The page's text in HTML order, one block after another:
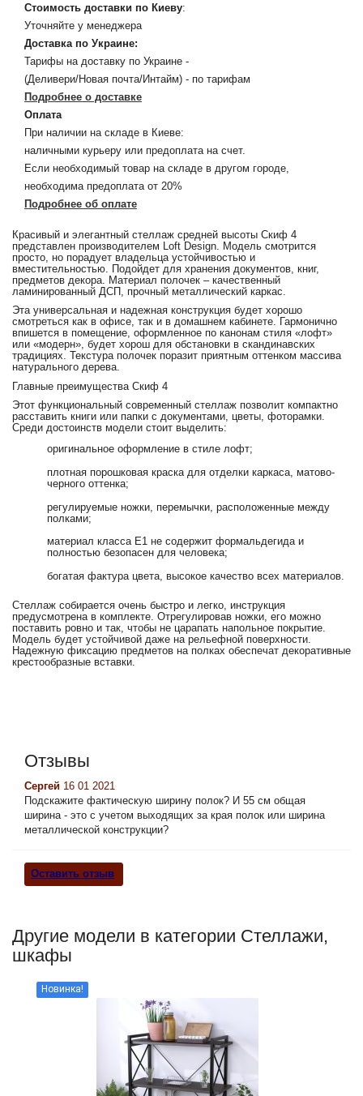
Стоимость доставки по Киеву:
Уточняйте у менеджера
Доставка по Украине:
Тарифы на доставку по Украине -
(Деливери/Новая почта/Интайм) - по тарифам
Подробнее о доставке
Оплата
При наличии на складе в Киеве:
наличными курьеру или предоплата на счет.
Если необходимый товар на складе в другом городе,
необходима предоплата от 20%
Подробнее об оплате
Красивый и элегантный стеллаж средней высоты Скиф 4
представлен производителем Loft Design. Модель смотрится
просто, но порадует владельца устойчивостью и
вместительностью. Подойдет для хранения документов, книг,
предметов декора. Материал полочек – качественный
ламинированный ДСП, прочный металлический каркас.
Эта универсальная и надежная конструкция будет хорошо
смотреться как в офисе, так и в домашнем кабинете. Гармонично
впишется в помещение, оформленное по канонам стиля «лофт»
или «модерн», будет хорош для обстановки в скандинавских
традициях. Текстура полочек поразит приятным оттенком массива
натурального дерева.
Главные преимущества Скиф 4
Этот функциональный современный стеллаж позволит компактно
расставить книги или папки с документами, цветы, фоторамки.
Среди достоинств модели стоит выделить:
оригинальное оформление в стиле лофт;
плотная порошковая краска для отделки каркаса, матово-
черного оттенка;
регулируемые ножки, перемычки, расположенные между
полками;
материал класса Е1 не содержит формальдегида и
полностью безопасен для человека;
богатая фактура цвета, высокое качество всех материалов.
Стеллаж собирается очень быстро и легко, инструкция
предусмотрена в комплекте. Отрегулировав ножки, его можно
поставить ровно и так, чтобы не царапать напольное покрытие.
Модель будет устойчивой даже на рельефной поверхности.
Надежную фиксацию предметов на полках обеспечат декоративные
крестообразные вставки.
Отзывы
Сергей 16 01 2021
Подскажите фактическую ширину полок? И 55 см общая
ширина - это с учетом выходящих за края полок или ширина
металлической конструкции?
Оставить отзыв
Другие модели в категории Стеллажи,
шкафы
Новинка!